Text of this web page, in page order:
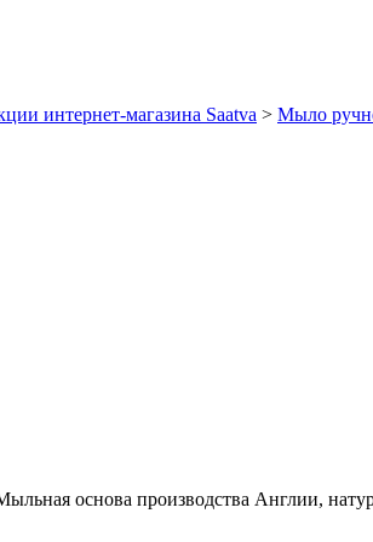
интернет-магазина Saatva > Мыло
основа производства Англии,